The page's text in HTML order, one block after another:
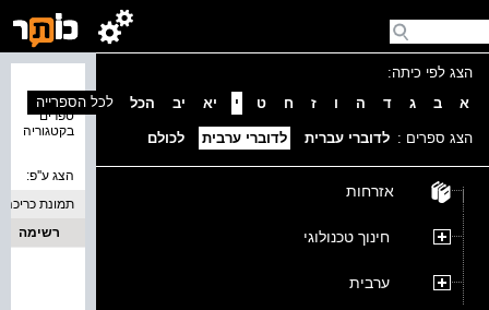
הצג לפי כיתה:
א
ב ג ד ה ו ז ח ט י יא יב הכל
הצג ספרים : לדוברי עברית לדוברי ערבית לכולם
אזרחות
חינוך טכנולוגי
ערבית
ספרים
בקטגוריה
לכל הספרייה
הצג ע''פ:
תמונת כריכה
רשימה